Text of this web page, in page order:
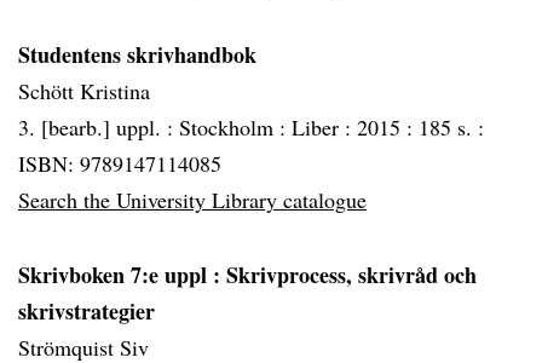
Studentens skrivhandbok
Schött Kristina
3. [bearb.] uppl. : Stockholm : Liber : 2015 : 185 s. :
ISBN: 9789147114085
Search the University Library catalogue
Skrivboken 7:e uppl : Skrivprocess, skrivråd och
skrivstrategier
Strömquist Siv